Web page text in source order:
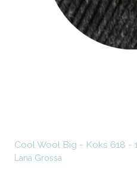
Cool Wool Big - Koks 618 -
Lana Grossa